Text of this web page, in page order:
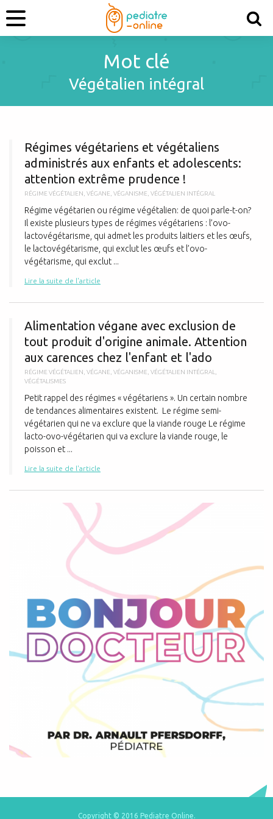
Mot clé
Végétalien intégral
Régimes végétariens et végétaliens
administrés aux enfants et adolescents:
attention extrême prudence !
RÉGIME VÉGÉTALIEN VÉGANE VÉGANISME VÉGÉTALIEN INTÉGRAL
Régime végétarien ou régime végétalien: de quoi parle-t-on?
Il existe plusieurs types de régimes végétariens : l’ovo-
lactovégétarisme, qui admet les produits laitiers et les œufs,
le lactovégétarisme, qui exclut les œufs et l’ovo-
végétarisme, qui exclut ...
Lire la suite de l'article
Alimentation végane avec exclusion de
tout produit d'origine animale. Attention
aux carences chez l'enfant et l'ado
RÉGIME VÉGÉTALIEN VÉGANE VÉGANISME VÉGÉTALIEN INTÉGRAL
VÉGÉTALISMES
Petit rappel des régimes « végétariens ». Un certain nombre
de tendances alimentaires existent. Le régime semi-
végétarien qui ne va exclure que la viande rouge Le régime
lacto-ovo-végétarien qui va exclure la viande rouge, le
poisson et ...
Lire la suite de l'article
Copyright © 2016 Pediatre Online.